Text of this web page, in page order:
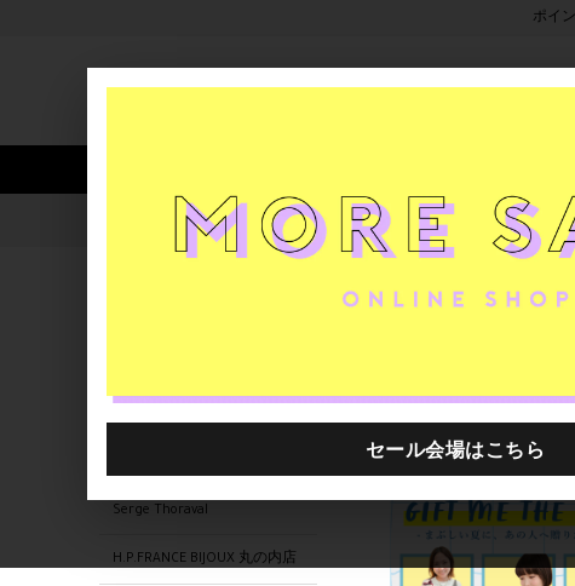
ポイ
人気ワード セール 40th限定
Serge Thoraval
H.P.FRANCE BIJOUX 丸の内店